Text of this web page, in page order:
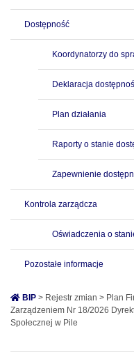
Dostępność
Koordynatorzy do
Deklaracja
Plan działania
Raporty o stanie
Zapewnienie
Kontrola zarządcza
Oświadczenia o
Pozostałe informacje
BIP > Rejestr zmian > Plan
Zarządzeniem Nr 18/2026
Społecznej w Pile